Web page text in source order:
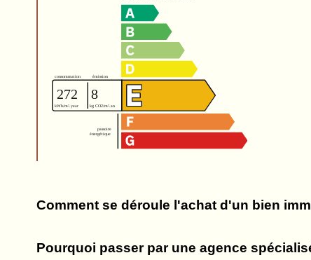
Comment se déroule l'achat d'un bien
Pourquoi passer par une agence